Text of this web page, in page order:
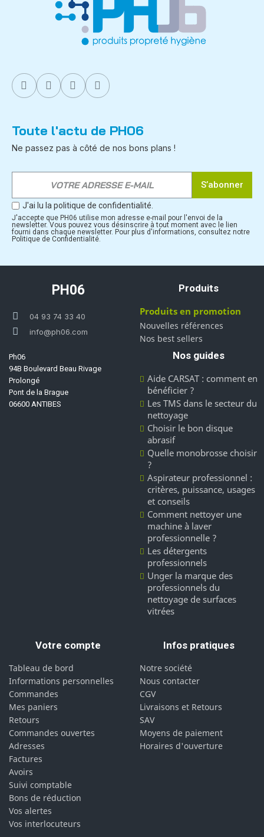
Toute l'actu de PH06
Ne passez pas à côté de nos bons plans !
S’abonner
J'ai lu la politique de confidentialité.
J'accepte que PH06 utilise mon adresse e-mail pour l'envoi de la
newsletter. Vous pouvez vous désinscrire à tout moment avec le lien
fourni dans chaque newsletter. Pour plus d'informations, consultez notre
Politique de Confidentialité.
PH06
04 93 74 33 40
info@ph06.com
Ph06
94B Boulevard Beau Rivage
Prolongé
Pont de la Brague
06600 ANTIBES
Produits
Produits en promotion
Nouvelles références
Nos best sellers
Nos guides
Aide CARSAT : comment en
bénéficier ?
Les TMS dans le secteur du
nettoyage
Choisir le bon disque
abrasif
Quelle monobrosse choisir
?
Aspirateur professionnel :
critères, puissance, usages
et conseils
Comment nettoyer une
machine à laver
professionnelle ?
Les détergents
professionnels
Unger la marque des
professionnels du
nettoyage de surfaces
vitrées
Votre compte
Tableau de bord
Informations personnelles
Commandes
Mes paniers
Retours
Commandes ouvertes
Adresses
Factures
Avoirs
Suivi comptable
Bons de réduction
Vos alertes
Vos interlocuteurs
Infos pratiques
Notre société
Nous contacter
CGV
Livraisons et Retours
SAV
Moyens de paiement
Horaires d'ouverture